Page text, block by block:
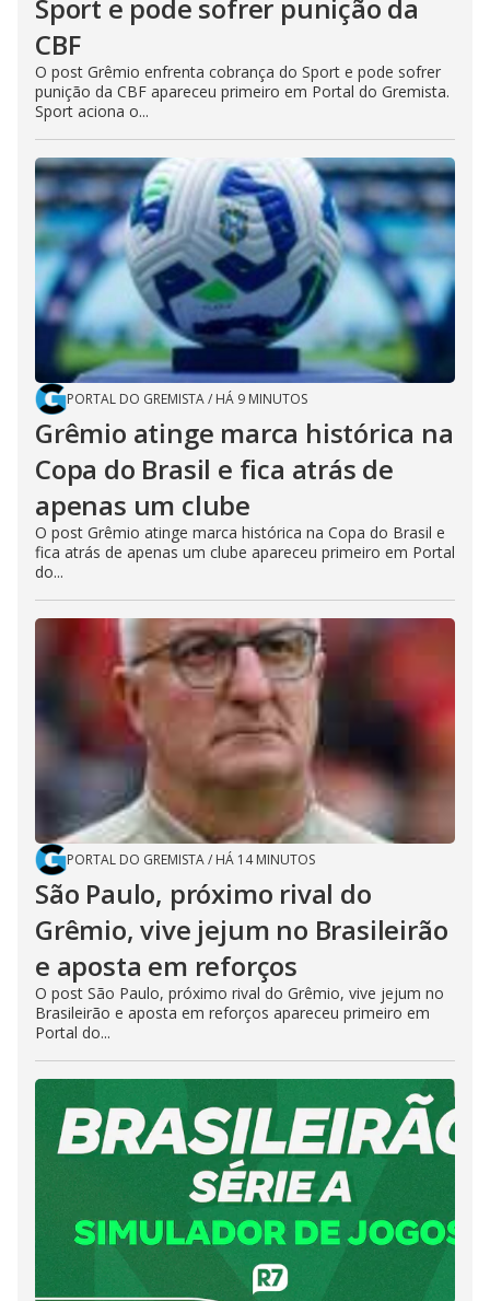
Sport e pode sofrer punição da
CBF
O post Grêmio enfrenta cobrança do Sport e pode sofrer
punição da CBF apareceu primeiro em Portal do Gremista.
Sport aciona o...
PORTAL DO GREMISTA/ HÁ 9 MINUTOS
Grêmio atinge marca histórica na
Copa do Brasil e fica atrás de
apenas um clube
O post Grêmio atinge marca histórica na Copa do Brasil e
fica atrás de apenas um clube apareceu primeiro em Portal
do...
PORTAL DO GREMISTA/ HÁ 14 MINUTOS
São Paulo, próximo rival do
Grêmio, vive jejum no Brasileirão
e aposta em reforços
O post São Paulo, próximo rival do Grêmio, vive jejum no
Brasileirão e aposta em reforços apareceu primeiro em
Portal do...